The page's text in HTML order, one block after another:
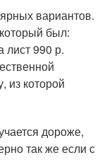
вариантов.
был:
лист 990 р.
из которой
дороже,
так же если с